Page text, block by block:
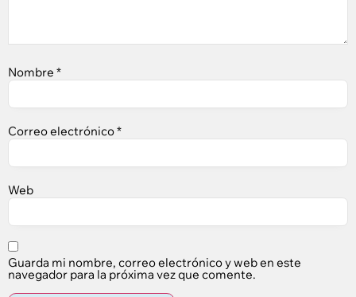
Nombre *
Correo electrónico*
Web
Guarda mi nombre, correo electrónico y web en este
navegador para la próxima vez que comente.